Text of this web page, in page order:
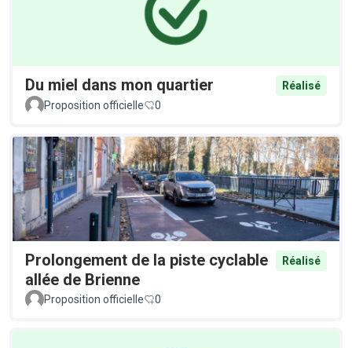
Du miel dans mon quartier
Réalisé
Proposition officielle
0
Prolongement de la piste cyclable
allée de Brienne
Réalisé
Proposition officielle 0